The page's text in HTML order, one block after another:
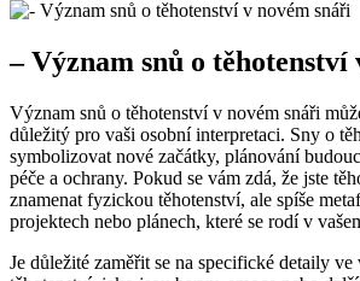
– Význam snů o těhotenství
Význam snů o těhotenství v novém snáři
důležitý pro vaši osobní interpretaci. Sny o
symbolizovat nové začátky, plánování
péče a ochrany. Pokud se vám zdá, že jste
znamenat fyzickou těhotenství, ale spíše
projektech nebo plánech, které se rodí v
Je důležité zaměřit se na specifické detaily ve